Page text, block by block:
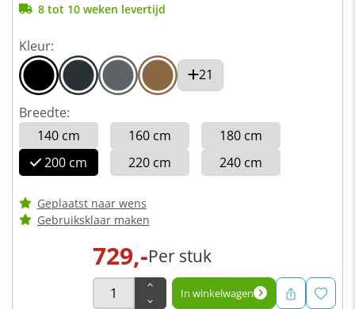
8 tot 10 weken levertijd
Kleur:
21
Breedte:
140 cm
160 cm
180 cm
200 cm
220 cm 240 cm
Geplaatst naar wens
Gebruiksklaar maken
729,-Per stuk
In winkelwagen